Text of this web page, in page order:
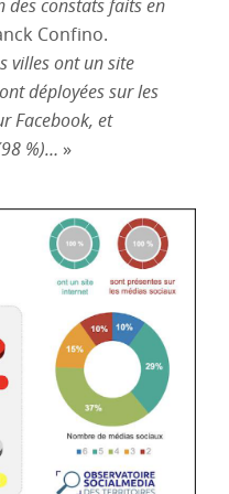
des constats faits en
Confino.
villes ont un site
déployées sur les
Facebook, et
%)… »